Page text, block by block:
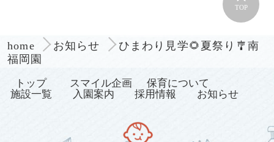
TOP
home お知らせ
ひまわり見学🌻夏祭り🎐南
福岡園
トップ スマイル企画
保育について
施設一覧
入園案内 採用情報 お知らせ